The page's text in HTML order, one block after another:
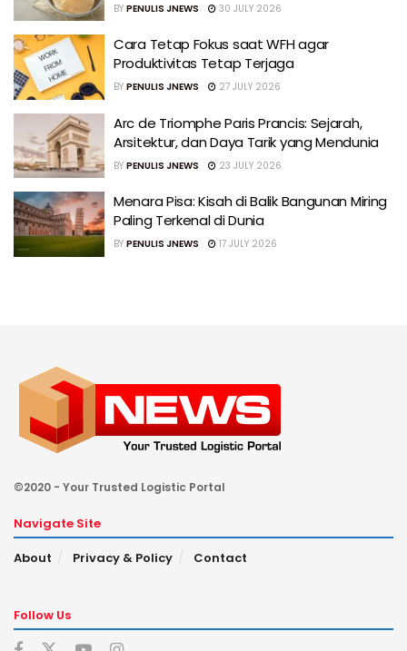
BY PENULIS JNEWS 30 JULY 2026
Cara Tetap Fokus saat WFH agar
Produktivitas Tetap Terjaga
BY PENULIS JNEWS 27 JULY 2026
Arc de Triomphe Paris Prancis: Sejarah,
Arsitektur, dan Daya Tarik yang Mendunia
BY PENULIS JNEWS 23 JULY 2026
Menara Pisa: Kisah di Balik Bangunan Miring
Paling Terkenal di Dunia
BY PENULIS JNEWS 17 JULY 2026
©2020 - Your Trusted Logistic Portal
Navigate Site
About
Privacy & Policy Contact
Follow Us